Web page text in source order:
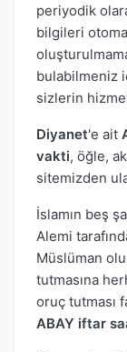
periyodik
bilgileri
bulabilmeniz
sizlerin
Diyanet'e ait
vakti, öğle,
sitemizden
İslamın beş
Alemi
Müslüman
tutmasına
oruç tutması
ABAY iftar